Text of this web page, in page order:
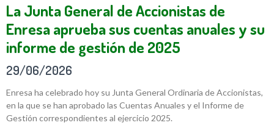
La Junta General de Accionistas de
Enresa aprueba sus cuentas anuales y su
informe de gestión de 2025
29/06/2026
Enresa ha celebrado hoy su Junta General Ordinaria de Accionistas,
en la que se han aprobado las Cuentas Anuales y el Informe de
Gestión correspondientes al ejercicio 2025.